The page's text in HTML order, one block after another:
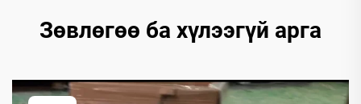
Зөвлөгөө ба хүлээгүй арга